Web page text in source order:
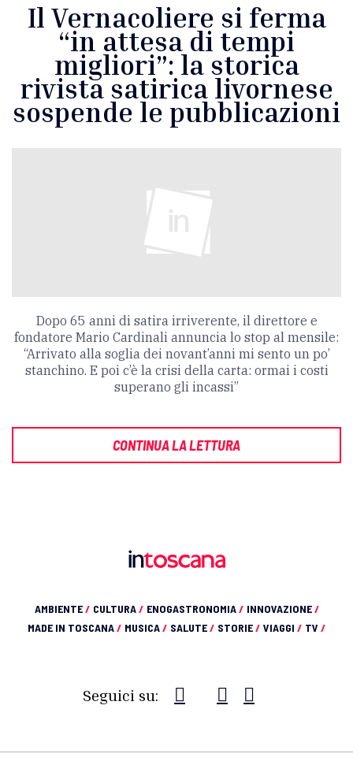
Il Vernacoliere si ferma
“in attesa di tempi
migliori”: la storica
rivista satirica livornese
sospende le pubblicazioni
Dopo 65 anni di satira irriverente, il direttore e
fondatore Mario Cardinali annuncia lo stop al mensile:
“Arrivato alla soglia dei novant’anni mi sento un po’
stanchino. E poi c’è la crisi della carta: ormai i costi
superano gli incassi”
CONTINUA LA LETTURA
AMBIENTE/ CULTURA/ ENOGASTRONOMIA/ INNOVAZIONE/
MADE IN TOSCANA/ MUSICA/ SALUTE/ STORIE/ VIAGGI / TV /
Seguici su: